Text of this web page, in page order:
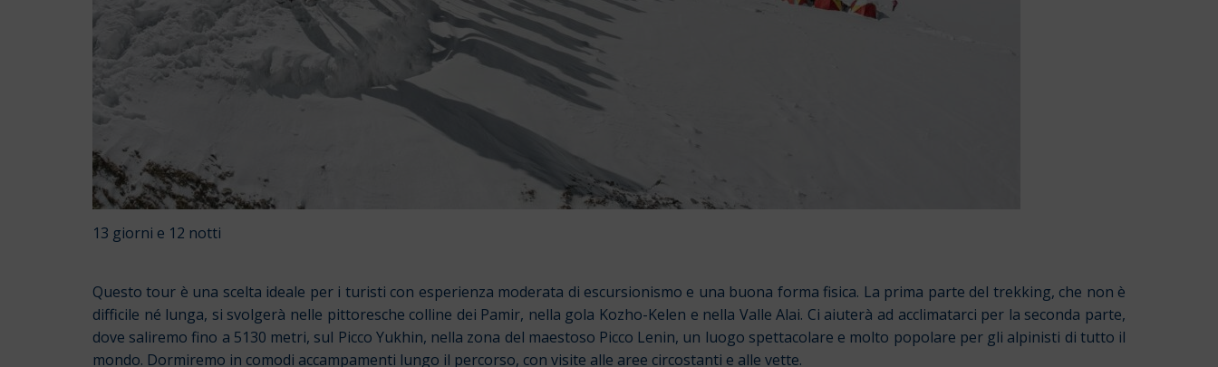
13 giorni e 12 notti
Questo tour è una scelta ideale per i turisti con esperienza moderata di escursionismo e una buona forma fisica. La prima parte del trekking, che non è
difficile né lunga, si svolgerà nelle pittoresche colline dei Pamir, nella gola Kozho-Kelen e nella Valle Alai. Ci aiuterà ad acclimatarci per la seconda parte,
dove saliremo fino a 5130 metri, sul Picco Yukhin, nella zona del maestoso Picco Lenin, un luogo spettacolare e molto popolare per gli alpinisti di tutto il
mondo. Dormiremo in comodi accampamenti lungo il percorso, con visite alle aree circostanti e alle vette.